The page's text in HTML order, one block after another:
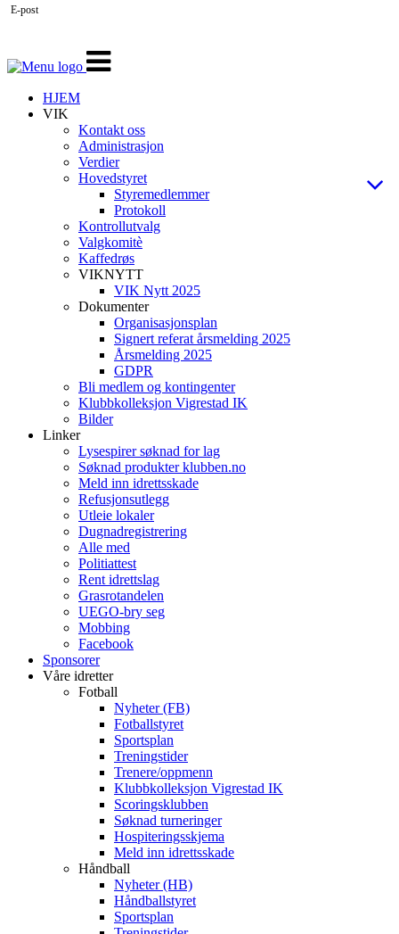
Veksle
navigasjon
HJEM
VIK
Kontakt oss
Administrasjon
Verdier
Hovedstyret
Styremedlemmer
Protokoll
Kontrollutvalg
Valgkomitè
Kaffedrøs
VIKNYTT
VIK Nytt 2025
Dokumenter
Organisasjonsplan
Signert referat årsmelding 2025
Årsmelding 2025
GDPR
Bli medlem og kontingenter
Klubbkolleksjon Vigrestad IK
Bilder
Linker
Lysespirer søknad for lag
Søknad produkter klubben.no
Meld inn idrettsskade
Refusjonsutlegg
Utleie lokaler
Dugnadregistrering
Alle med
Politiattest
Rent idrettslag
Grasrotandelen
UEGO-bry seg
Mobbing
Facebook
Sponsorer
Våre idretter
Fotball
Nyheter (FB)
Fotballstyret
Sportsplan
Treningstider
Trenere/oppmenn
Klubbkolleksjon Vigrestad IK
Scoringsklubben
Søknad turneringer
Hospiteringsskjema
Meld inn idrettsskade
Håndball
Nyheter (HB)
Håndballstyret
Sportsplan
E-post